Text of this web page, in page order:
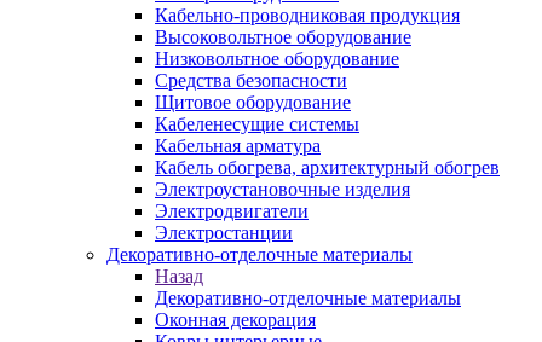
Кабельно-проводниковая продукция
Высоковольтное оборудование
Низковольтное оборудование
Средства безопасности
Щитовое оборудование
Кабеленесущие системы
Кабельная арматура
Кабель обогрева, архитектурный обогрев
Электроустановочные изделия
Электродвигатели
Электростанции
Декоративно-отделочные материалы
Назад
Декоративно-отделочные материалы
Оконная декорация